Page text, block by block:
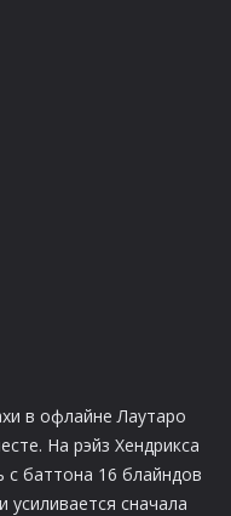
в офлайне Лаутаро
На рэйз Хендрикса
баттона 16 блайндов
усиливается сначала